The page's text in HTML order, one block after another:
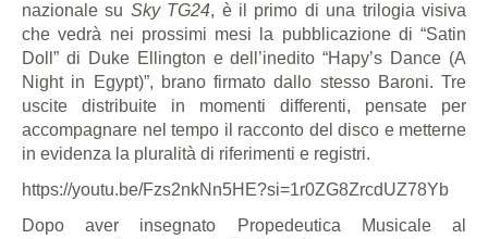
nazionale su Sky TG24, è il primo di una trilogia visiva
che vedrà nei prossimi mesi la pubblicazione di “Satin
Doll” di Duke Ellington e dell’inedito “Hapy’s Dance (A
Night in Egypt)”, brano firmato dallo stesso Baroni. Tre
uscite distribuite in momenti differenti, pensate per
accompagnare nel tempo il racconto del disco e metterne
in evidenza la pluralità di riferimenti e registri.
https://youtu.be/Fzs2nkNn5HE?si=1r0ZG8ZrcdUZ78Yb
Dopo aver insegnato Propedeutica Musicale al